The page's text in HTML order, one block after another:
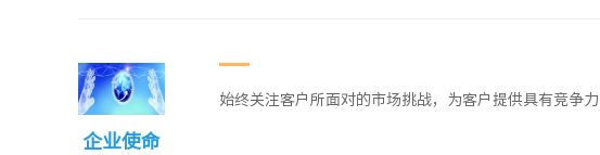
企业使命
始终关注客户所面对的市场挑战，为客户提供具有竞争